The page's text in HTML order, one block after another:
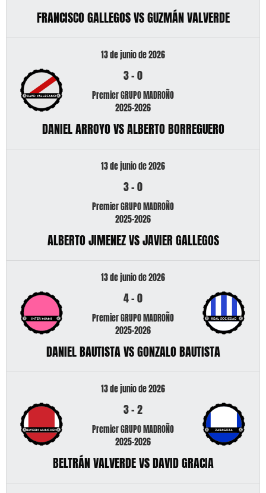
FRANCISCO GALLEGOS VS GUZMÁN VALVERDE
13 de junio de 2026
3-0
Premier GRUPO MADROÑO
2025-2026
DANIEL ARROYO VS ALBERTO BORREGUERO
13 de junio de 2026
3-0
Premier GRUPO MADROÑO
2025-2026
ALBERTO JIMENEZ VS JAVIER GALLEGOS
13 de junio de 2026
4-0
Premier GRUPO MADROÑO
2025-2026
DANIEL BAUTISTA VS GONZALO BAUTISTA
13 de junio de 2026
3-2
Premier GRUPO MADROÑO
2025-2026
BELTRÁN VALVERDE VS DAVID GRACIA